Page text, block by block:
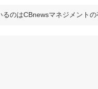
のはCBnewsマネジメントの